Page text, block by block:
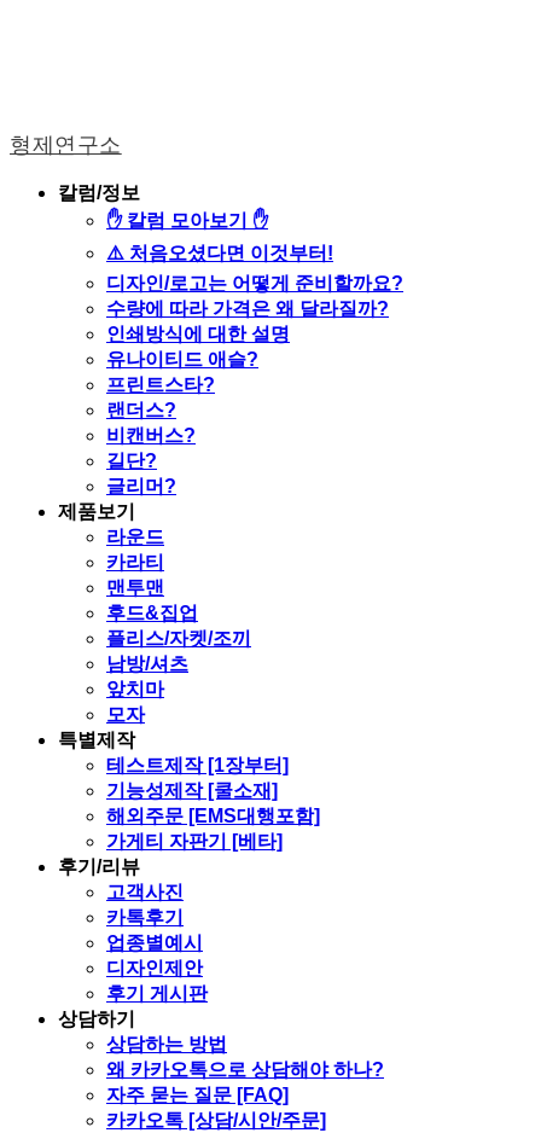
형제연구소
칼럼/정보
✋ 칼럼 모아보기 ✋
⚠️ 처음오셨다면 이것부터!
디자인/로고는 어떻게 준비할까요?
수량에 따라 가격은 왜 달라질까?
인쇄방식에 대한 설명
유나이티드 애슬?
프린트스타?
랜더스?
비캔버스?
길단?
글리머?
제품보기
라운드
카라티
맨투맨
후드&집업
플리스/자켓/조끼
남방/셔츠
앞치마
모자
특별제작
테스트제작 [1장부터]
기능성제작 [쿨소재]
해외주문 [EMS대행포함]
가게티 자판기 [베타]
후기/리뷰
고객사진
카톡후기
업종별예시
디자인제안
후기 게시판
상담하기
상담하는 방법
왜 카카오톡으로 상담해야 하나?
자주 묻는 질문 [FAQ]
카카오톡 [상담/시안/주문]